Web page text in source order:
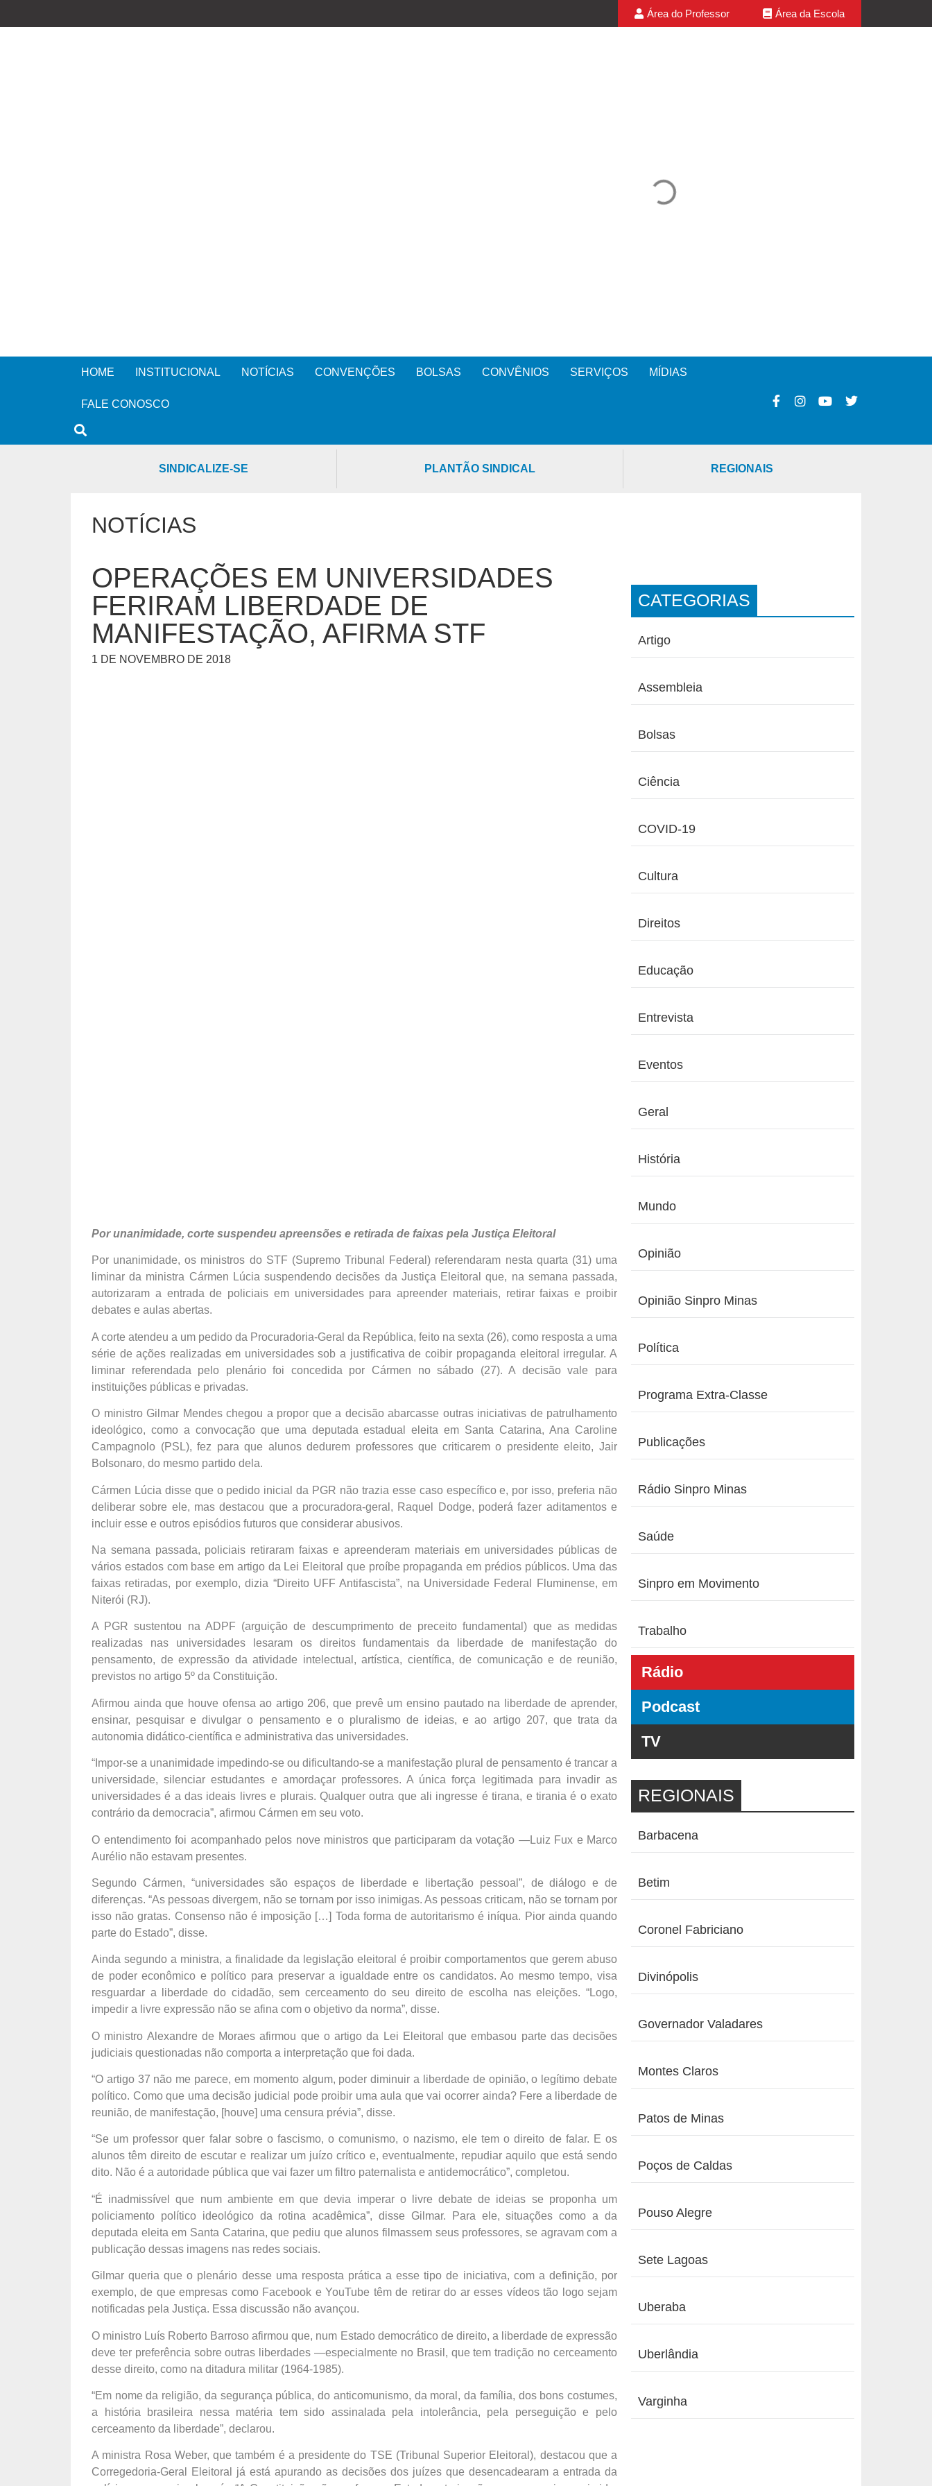
Área do Professor Área da Escola
HOME INSTITUCIONAL NOTÍCIAS CONVENÇÕES BOLSAS CONVÊNIOS SERVIÇOS MÍDIAS
FALE CONOSCO
SINDICALIZE-SE PLANTÃO SINDICAL REGIONAIS
NOTÍCIAS
OPERAÇÕES EM UNIVERSIDADES
FERIRAM LIBERDADE DE
MANIFESTAÇÃO, AFIRMA STF
1 DE NOVEMBRO DE 2018
Por unanimidade, corte suspendeu apreensões e retirada de faixas pela Justiça Eleitoral
Por unanimidade, os ministros do STF (Supremo Tribunal Federal) referendaram nesta quarta (31) uma
liminar da ministra Cármen Lúcia suspendendo decisões da Justiça Eleitoral que, na semana passada,
autorizaram a entrada de policiais em universidades para apreender materiais, retirar faixas e proibir
debates e aulas abertas.
A corte atendeu a um pedido da Procuradoria-Geral da República, feito na sexta (26), como resposta a uma
série de ações realizadas em universidades sob a justificativa de coibir propaganda eleitoral irregular. A
liminar referendada pelo plenário foi concedida por Cármen no sábado (27). A decisão vale para
instituições públicas e privadas.
O ministro Gilmar Mendes chegou a propor que a decisão abarcasse outras iniciativas de patrulhamento
ideológico, como a convocação que uma deputada estadual eleita em Santa Catarina, Ana Caroline
Campagnolo (PSL), fez para que alunos dedurem professores que criticarem o presidente eleito, Jair
Bolsonaro, do mesmo partido dela.
Cármen Lúcia disse que o pedido inicial da PGR não trazia esse caso específico e, por isso, preferia não
deliberar sobre ele, mas destacou que a procuradora-geral, Raquel Dodge, poderá fazer aditamentos e
incluir esse e outros episódios futuros que considerar abusivos.
Na semana passada, policiais retiraram faixas e apreenderam materiais em universidades públicas de
vários estados com base em artigo da Lei Eleitoral que proíbe propaganda em prédios públicos. Uma das
faixas retiradas, por exemplo, dizia “Direito UFF Antifascista”, na Universidade Federal Fluminense, em
Niterói (RJ).
A PGR sustentou na ADPF (arguição de descumprimento de preceito fundamental) que as medidas
realizadas nas universidades lesaram os direitos fundamentais da liberdade de manifestação do
pensamento, de expressão da atividade intelectual, artística, científica, de comunicação e de reunião,
previstos no artigo 5º da Constituição.
Afirmou ainda que houve ofensa ao artigo 206, que prevê um ensino pautado na liberdade de aprender,
ensinar, pesquisar e divulgar o pensamento e o pluralismo de ideias, e ao artigo 207, que trata da
autonomia didático-científica e administrativa das universidades.
“Impor-se a unanimidade impedindo-se ou dificultando-se a manifestação plural de pensamento é trancar a
universidade, silenciar estudantes e amordaçar professores. A única força legitimada para invadir as
universidades é a das ideais livres e plurais. Qualquer outra que ali ingresse é tirana, e tirania é o exato
contrário da democracia”, afirmou Cármen em seu voto.
O entendimento foi acompanhado pelos nove ministros que participaram da votação —Luiz Fux e Marco
Aurélio não estavam presentes.
Segundo Cármen, “universidades são espaços de liberdade e libertação pessoal”, de diálogo e de
diferenças. “As pessoas divergem, não se tornam por isso inimigas. As pessoas criticam, não se tornam por
isso não gratas. Consenso não é imposição […] Toda forma de autoritarismo é iníqua. Pior ainda quando
parte do Estado”, disse.
Ainda segundo a ministra, a finalidade da legislação eleitoral é proibir comportamentos que gerem abuso
de poder econômico e político para preservar a igualdade entre os candidatos. Ao mesmo tempo, visa
resguardar a liberdade do cidadão, sem cerceamento do seu direito de escolha nas eleições. “Logo,
impedir a livre expressão não se afina com o objetivo da norma”, disse.
O ministro Alexandre de Moraes afirmou que o artigo da Lei Eleitoral que embasou parte das decisões
judiciais questionadas não comporta a interpretação que foi dada.
“O artigo 37 não me parece, em momento algum, poder diminuir a liberdade de opinião, o legítimo debate
político. Como que uma decisão judicial pode proibir uma aula que vai ocorrer ainda? Fere a liberdade de
reunião, de manifestação, [houve] uma censura prévia”, disse.
“Se um professor quer falar sobre o fascismo, o comunismo, o nazismo, ele tem o direito de falar. E os
alunos têm direito de escutar e realizar um juízo crítico e, eventualmente, repudiar aquilo que está sendo
dito. Não é a autoridade pública que vai fazer um filtro paternalista e antidemocrático”, completou.
“É inadmissível que num ambiente em que devia imperar o livre debate de ideias se proponha um
policiamento político ideológico da rotina acadêmica”, disse Gilmar. Para ele, situações como a da
deputada eleita em Santa Catarina, que pediu que alunos filmassem seus professores, se agravam com a
publicação dessas imagens nas redes sociais.
Gilmar queria que o plenário desse uma resposta prática a esse tipo de iniciativa, com a definição, por
exemplo, de que empresas como Facebook e YouTube têm de retirar do ar esses vídeos tão logo sejam
notificadas pela Justiça. Essa discussão não avançou.
O ministro Luís Roberto Barroso afirmou que, num Estado democrático de direito, a liberdade de expressão
deve ter preferência sobre outras liberdades —especialmente no Brasil, que tem tradição no cerceamento
desse direito, como na ditadura militar (1964-1985).
“Em nome da religião, da segurança pública, do anticomunismo, da moral, da família, dos bons costumes,
a história brasileira nessa matéria tem sido assinalada pela intolerância, pela perseguição e pelo
cerceamento da liberdade”, declarou.
A ministra Rosa Weber, que também é a presidente do TSE (Tribunal Superior Eleitoral), destacou que a
Corregedoria-Geral Eleitoral já está apurando as decisões dos juízes que desencadearam a entrada da
CATEGORIAS
Artigo
Assembleia
Bolsas
Ciência
COVID-19
Cultura
Direitos
Educação
Entrevista
Eventos
Geral
História
Mundo
Opinião
Opinião Sinpro Minas
Política
Programa Extra-Classe
Publicações
Rádio Sinpro Minas
Saúde
Sinpro em Movimento
Trabalho
Rádio
Podcast
TV
REGIONAIS
Barbacena
Betim
Coronel Fabriciano
Divinópolis
Governador Valadares
Montes Claros
Patos de Minas
Poços de Caldas
Pouso Alegre
Sete Lagoas
Uberaba
Uberlândia
Varginha